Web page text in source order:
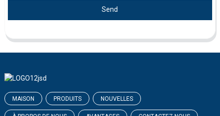
Send
MAISON PRODUITS NOUVELLES